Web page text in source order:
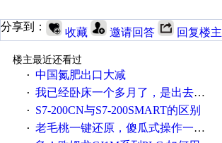
分享到： 收藏 邀请回答 回复楼主
楼主最近还看过
· 中国氮肥出口大减
· 我已经卧床一个多月了，是出去安装机械手在高速遭遇车祸所致:大家工作都要特别注意啊
· S7-200CN与S7-200SMART的区别
· 老毛桃一键还原，傻瓜式操作一键轻松备份还原；程序为向导式安装，一键即可实现自动备份或还原系统。